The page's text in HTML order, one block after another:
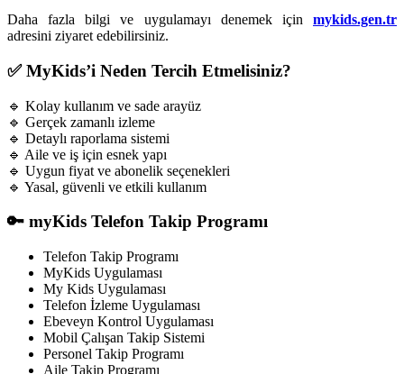
Daha fazla bilgi ve uygulamayı denemek için mykids.gen.tr
adresini ziyaret edebilirsiniz.
✅ MyKids’i Neden Tercih Etmelisiniz?
🔹 Kolay kullanım ve sade arayüz
🔹 Gerçek zamanlı izleme
🔹 Detaylı raporlama sistemi
🔹 Aile ve iş için esnek yapı
🔹 Uygun fiyat ve abonelik seçenekleri
🔹 Yasal, güvenli ve etkili kullanım
🔑 myKids Telefon Takip Programı
Telefon Takip Programı
MyKids Uygulaması
My Kids Uygulaması
Telefon İzleme Uygulaması
Ebeveyn Kontrol Uygulaması
Mobil Çalışan Takip Sistemi
Personel Takip Programı
Aile Takip Programı